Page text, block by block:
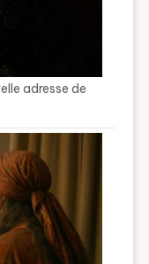
adresse de